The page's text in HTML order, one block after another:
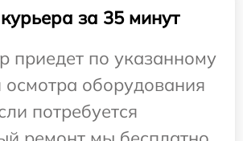
за 35 минут
приедет по указанному
осмотра оборудования
потребуется